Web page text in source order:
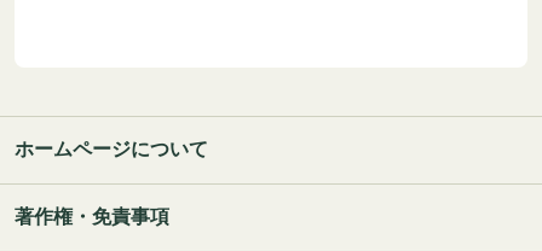
ホームページについて
著作権・免責事項